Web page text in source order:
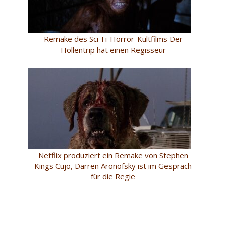
Remake des Sci-Fi-Horror-Kultfilms Der
Höllentrip hat einen Regisseur
Netflix produziert ein Remake von Stephen
Kings Cujo, Darren Aronofsky ist im Gespräch
für die Regie